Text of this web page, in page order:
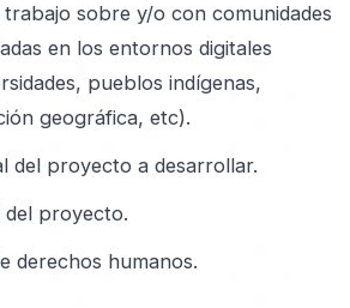
sobre y/o con comunidades
en los entornos digitales
pueblos indígenas,
geográfica, etc).
del proyecto a desarrollar.
del proyecto.
derechos humanos.